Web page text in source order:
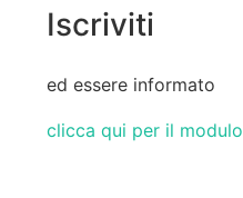
Iscriviti
ed essere informato
clicca qui per il modulo